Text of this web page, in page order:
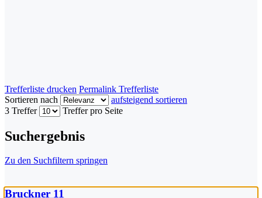
Trefferliste drucken Permalink Trefferliste
Sortieren nach
aufsteigend sortieren
3 Treffer
Treffer pro Seite
Suchergebnis
Zu den Suchfiltern springen
Bruckner 11